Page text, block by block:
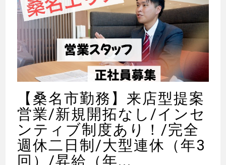
【桑名市勤務】来店型提案
営業/新規開拓なし/インセ
ンティブ制度あり！/完全
週休二日制/大型連休（年3
回）/昇給（年...